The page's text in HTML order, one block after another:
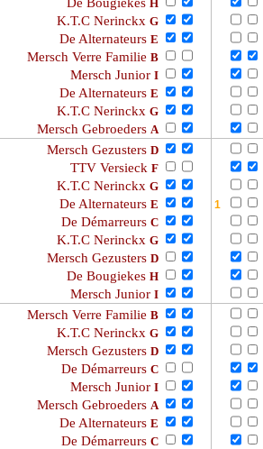
H
K.T.C Nerinckx G
De Alternateurs E
Mersch Verre Familie B
Mersch Junior I
De Alternateurs E
K.T.C Nerinckx G
Mersch Gebroeders A
Mersch Gezusters D
TTV Versieck F
K.T.C Nerinckx G
De Alternateurs E
De Démarreurs C
K.T.C Nerinckx G
Mersch Gezusters D
De Bougiekes H
Mersch Junior I
Mersch Verre Familie B
K.T.C Nerinckx G
Mersch Gezusters D
De Démarreurs C
Mersch Junior I
Mersch Gebroeders A
De Alternateurs E
De Démarreurs C